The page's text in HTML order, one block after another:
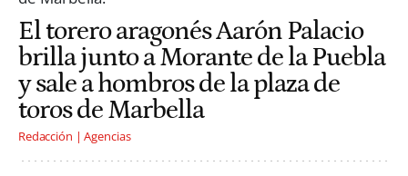
El torero aragonés Aarón Palacio
brilla junto a Morante de la Puebla
y sale a hombros de la plaza de
toros de Marbella
Redacción | Agencias